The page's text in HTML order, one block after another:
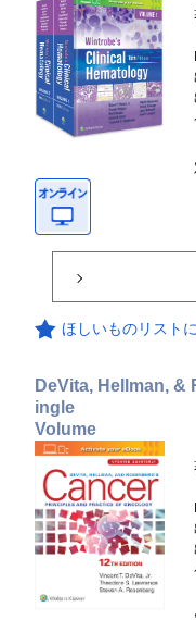
ほしいものリスト
DeVita, Hellman, &
ingle
Volume